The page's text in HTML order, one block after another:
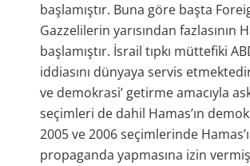
başlamıştır. Buna göre başta
Gazzelilerin yarısından fazlasının
başlamıştır. İsrail tıpkı müttefiki
iddiasını dünyaya servis
ve demokrasi’ getirme amacıyla
seçimleri de dahil Hamas’ın
2005 ve 2006 seçimlerinde
propaganda yapmasına izin